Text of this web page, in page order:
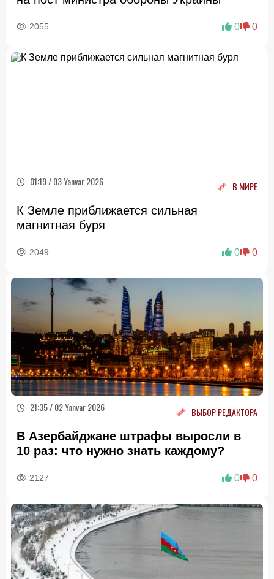
2055 0 0
01:19 / 03 Yanvar 2026 В МИРЕ
К Земле приближается сильная
магнитная буря
2049 0 0
21:35 / 02 Yanvar 2026 ВЫБОР РЕДАКТОРА
В Азербайджане штрафы выросли в
10 раз: что нужно знать каждому?
2127 0 0